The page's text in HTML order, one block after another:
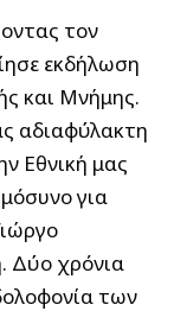
τον
εκδήλωση
και Μνήμης.
αδιαφύλακτη
Εθνική μας
για
Δύο χρόνια
των